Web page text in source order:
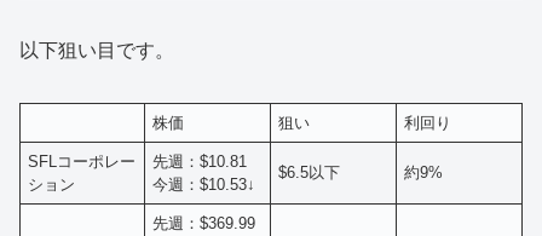
以下狙い目です。
株価 狙い 利回り
SFLコーポレー
ション
先週：$10.81
今週：$10.53↓
$6.5以下 約9%
先週：$369.99